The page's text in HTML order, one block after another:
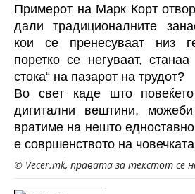
Примерот на Марк Корт
дали традиционалните
кои се пренесуваат низ
поретко се негуваат, станаа
стока“ на пазарот на трудот?
Во свет каде што
дигитални вештини,
вратиме на нешто
е совршенството на
© Vecer.mk, правата за текстот се